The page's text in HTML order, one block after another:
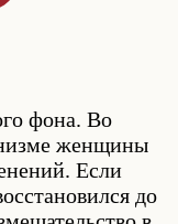
фона. Во
женщины
Если
до